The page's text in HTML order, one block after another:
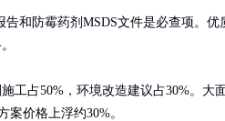
和防霉药剂MSDS文件是必查项。
工占50%，环境改造建议占30%。大
案价格上浮约30%。